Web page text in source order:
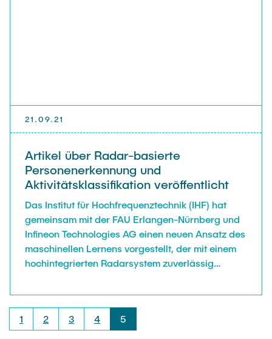
21.09.21
Artikel über Radar-basierte
Personenerkennung und
Aktivitätsklassifikation veröffentlicht
Das Institut für Hochfrequenztechnik (IHF) hat
gemeinsam mit der FAU Erlangen-Nürnberg und
Infineon Technologies AG einen neuen Ansatz des
maschinellen Lernens vorgestellt, der mit einem
hochintegrierten Radarsystem zuverlässig
1 2 3 4 5